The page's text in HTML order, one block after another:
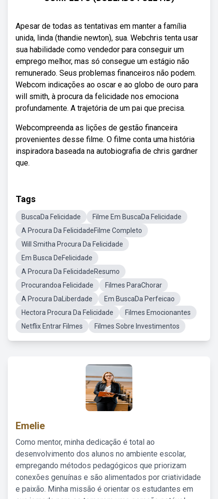
Apesar de todas as tentativas em manter a família
unida, linda (thandie newton), sua. Webchris tenta usar
sua habilidade como vendedor para conseguir um
emprego melhor, mas só consegue um estágio não
remunerado. Seus problemas financeiros não podem.
Webcom indicações ao oscar e ao globo de ouro para
will smith, à procura da felicidade nos emociona
profundamente. A trajetória de um pai que precisa.
Webcompreenda as lições de gestão financeira
provenientes desse filme. O filme conta uma história
inspiradora baseada na autobiografia de chris gardner
que.
Tags
BuscaDa Felicidade
Filme Em BuscaDa Felicidade
A Procura Da FelicidadeFilme Completo
Will Smitha Procura Da Felicidade
Em Busca DeFelicidade
A Procura Da FelicidadeResumo
Procurandoa Felicidade
Filmes ParaChorar
A Procura DaLiberdade
Em BuscaDa Perfeicao
Hectora Procura Da Felicidade
Filmes Emocionantes
Netflix Entrar Filmes
Filmes Sobre Investimentos
Emelie
Como mentor, minha dedicação é total ao
desenvolvimento dos alunos no ambiente escolar,
empregando métodos pedagógicos que priorizam
conexões genuínas e são alimentados por criatividade
e paixão. Minha missão é orientar os estudantes em